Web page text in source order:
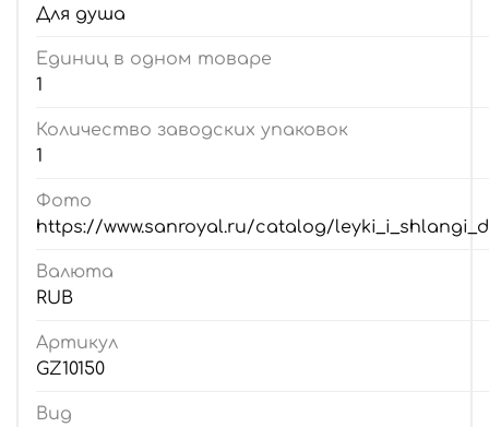
Для душа
Единиц в одном товаре
1
Количество заводских упаковок
1
Фото
https://www.sanroyal.ru/catalog/
Валюта
RUB
Артикул
GZ10150
Вид